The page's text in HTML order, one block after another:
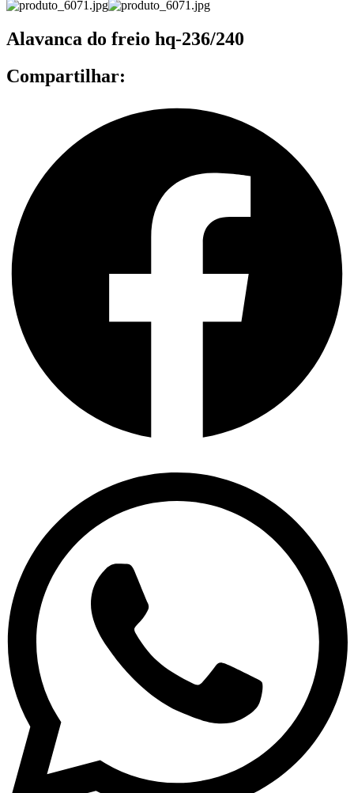
Alavanca do freio hq-236/240
Compartilhar: